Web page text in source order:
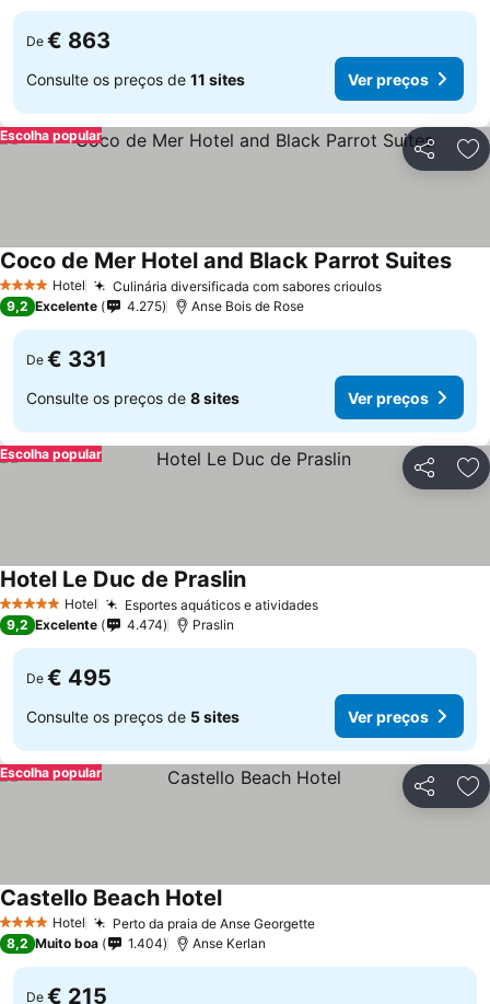
De € 863
Consulte os preços de 11 sites Ver preços
Partilhar
Escolha popular
4 EstrelasHotel Culinária diversificada com sabores crioulos
Coco de Mer Hotel and Black Parrot Suites
9,2 Excelente 4.275 Anse Bois de Rose
De € 331
Consulte os preços de 8 sites Ver preços
Partilhar
Escolha popular
5 Estrelas Hotel Esportes aquáticos e atividades
Hotel Le Duc de Praslin
9,2 Excelente 4.474 Praslin
De € 495
Consulte os preços de 5 sites Ver preços
Partilhar
Escolha popular
4 EstrelasHotel Perto da praia de Anse Georgette
Castello Beach Hotel
8,2 Muito boa 1.404 Anse Kerlan
De € 215